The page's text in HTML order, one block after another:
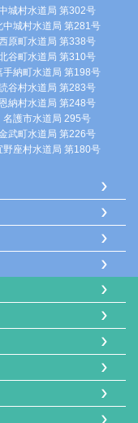
城村水道局 第302号
中城村水道局 第281号
原町水道局 第338号
谷町水道局 第310号
手納町水道局 第198号
谷村水道局 第283号
恩納村水道局 第248号
名護市水道局 295号
武町水道局 第226号
野座村水道局 第180号